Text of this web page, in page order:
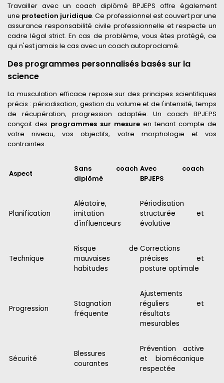
Travailler avec un coach diplômé BPJEPS offre également
une protection juridique. Ce professionnel est couvert par une
assurance responsabilité civile professionnelle et respecte un
cadre légal strict. En cas de problème, vous êtes protégé, ce
qui n'est jamais le cas avec un coach autoproclamé.
Des programmes personnalisés basés sur la
science
La musculation efficace repose sur des principes scientifiques
précis : périodisation, gestion du volume et de l'intensité, temps
de récupération, progression adaptée. Un coach BPJEPS
conçoit des programmes sur mesure en tenant compte de
votre niveau, vos objectifs, votre morphologie et vos
contraintes.
Aspect
Sans coach
diplômé
Avec coach
BPJEPS
Planification
Aléatoire,
imitation
d'influenceurs
Périodisation
structurée et
évolutive
Technique
Risque de
mauvaises
habitudes
Corrections
précises et
posture optimale
Progression
Stagnation
fréquente
Ajustements
réguliers et
résultats
mesurables
Sécurité
Blessures
courantes
Prévention active
et biomécanique
respectée